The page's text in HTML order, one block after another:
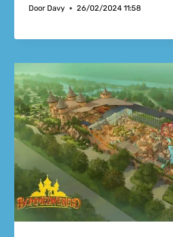
Door Davy 26/02/2024 11:58